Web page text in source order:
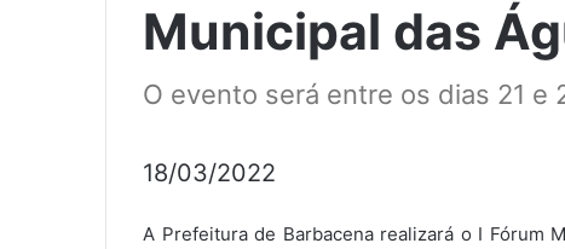
Municipal das
O evento será entre os dias 21 e
18/03/2022
A Prefeitura de Barbacena realizará o I Fórum